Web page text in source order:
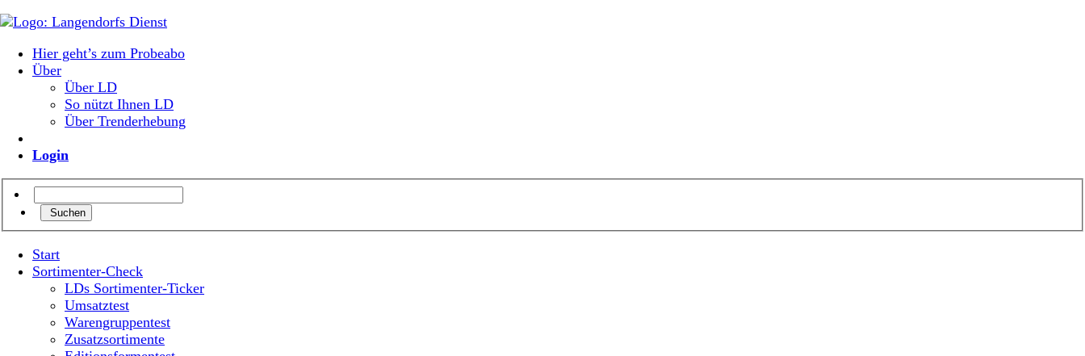
Hier geht’s zum Probeabo
Über
Über LD
So nützt Ihnen LD
Über Trenderhebung
Login
Suchen
Start
Sortimenter-Check
LDs Sortimenter-Ticker
Umsatztest
Warengruppentest
Zusatzsortimente